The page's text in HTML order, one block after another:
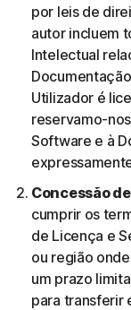
por leis de
autor incluem
Intelectual
Utilizador é
reservamo-
Software e à
Concessão de
cumprir os
de Licença e
ou região
um prazo
para transferir